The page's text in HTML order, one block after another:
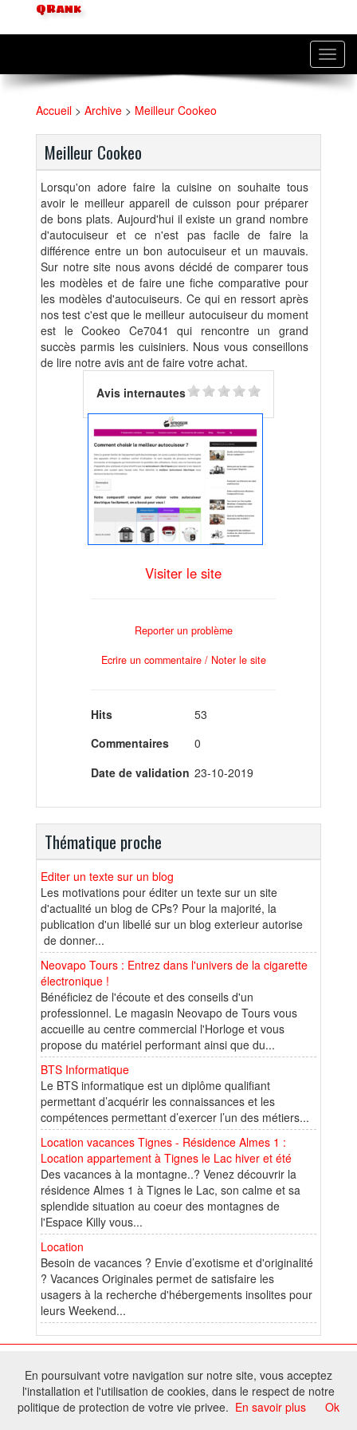
QRank
Accueil > Archive > Meilleur Cookeo
Meilleur Cookeo
Lorsqu'on adore faire la cuisine on souhaite tous
avoir le meilleur appareil de cuisson pour préparer
de bons plats. Aujourd'hui il existe un grand nombre
d'autocuiseur et ce n'est pas facile de faire la
différence entre un bon autocuiseur et un mauvais.
Sur notre site nous avons décidé de comparer tous
les modèles et de faire une fiche comparative pour
les modèles d'autocuiseurs. Ce qui en ressort après
nos test c'est que le meilleur autocuiseur du moment
est le Cookeo Ce7041 qui rencontre un grand
succès parmis les cuisiniers. Nous vous conseillons
de lire notre avis ant de faire votre achat.
Avis internautes
Visiter le site
Reporter un problème
Ecrire un commentaire / Noter le site
Hits
53
Commentaires
0
Date de validation 23-10-2019
Thématique proche
Editer un texte sur un blog
Les motivations pour éditer un texte sur un site
d'actualité un blog de CPs? Pour la majorité, la
publication d'un libellé sur un blog exterieur autorise
de donner...
Neovapo Tours : Entrez dans l'univers de la cigarette
électronique !
Bénéficiez de l'écoute et des conseils d'un
professionnel. Le magasin Neovapo de Tours vous
accueille au centre commercial l'Horloge et vous
propose du matériel performant ainsi que du...
BTS Informatique
Le BTS informatique est un diplôme qualifiant
permettant d’acquérir les connaissances et les
compétences permettant d’exercer l’un des métiers...
Location vacances Tignes - Résidence Almes 1 :
Location appartement à Tignes le Lac hiver et été
Des vacances à la montagne..? Venez découvrir la
résidence Almes 1 à Tignes le Lac, son calme et sa
splendide situation au coeur des montagnes de
l'Espace Killy vous...
Location
Besoin de vacances ? Envie d’exotisme et d'originalité
? Vacances Originales permet de satisfaire les
usagers à la recherche d'hébergements insolites pour
leurs Weekend...
FontAwesome
Tous droits réservés - Toute reproduction du contenu de ce site, même
partielle, est interdite sans accord du propriétaire.
En poursuivant votre navigation sur notre site, vous acceptez
l'installation et l'utilisation de cookies, dans le respect de notre
politique de protection de votre vie privee. En savoir plus Ok